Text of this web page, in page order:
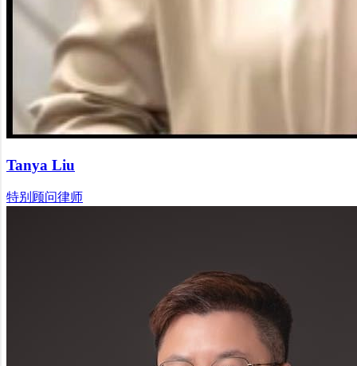
Tanya Liu
特别顾问律师